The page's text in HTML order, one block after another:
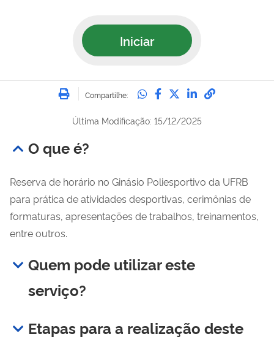
Iniciar
Imprimir
Compartilhe: Compartilhe no
Compartilhe no
Compartilhe no
Compartilhe
Última Modificação: 15/12/2025
O que é?
Reserva de horário no Ginásio Poliesportivo da UFRB
para prática de atividades desportivas, cerimônias de
formaturas, apresentações de trabalhos, treinamentos,
entre outros.
Quem pode utilizar este
serviço?
Etapas para a realização deste